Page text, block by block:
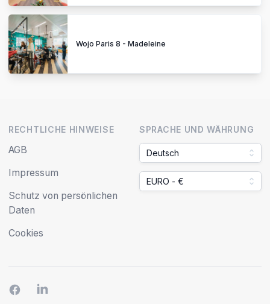
Wojo Paris 8 - Madeleine
RECHTLICHE HINWEISE
AGB
Impressum
Schutz von persönlichen
Daten
Cookies
SPRACHE UND WÄHRUNG
Deutsch
EURO - €